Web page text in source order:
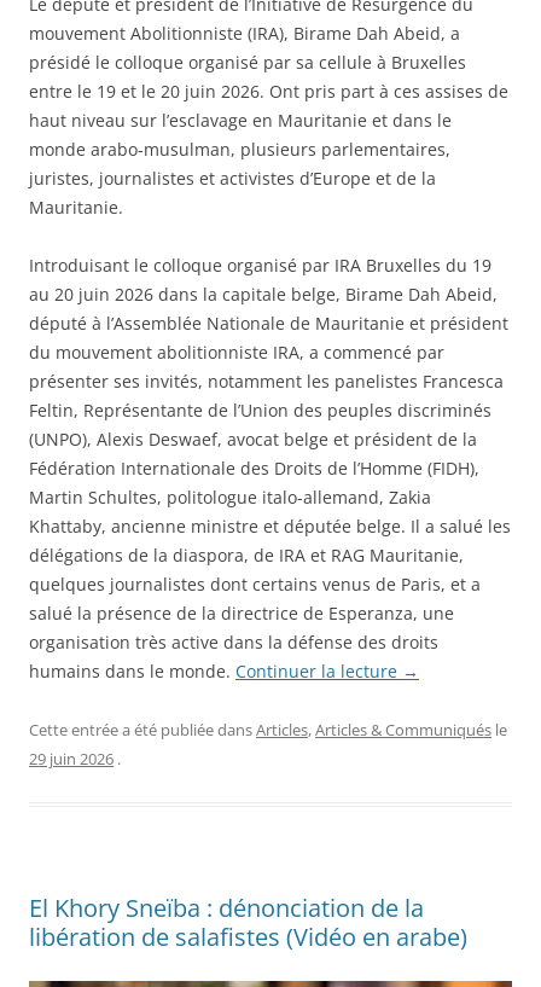
mouvement Abolitionniste (IRA), Birame Dah Abeid, a
présidé le colloque organisé par sa cellule à Bruxelles
entre le 19 et le 20 juin 2026. Ont pris part à ces assises de
haut niveau sur l’esclavage en Mauritanie et dans le
monde arabo-musulman, plusieurs parlementaires,
juristes, journalistes et activistes d’Europe et de la
Mauritanie.
Introduisant le colloque organisé par IRA Bruxelles du 19
au 20 juin 2026 dans la capitale belge, Birame Dah Abeid,
député à l’Assemblée Nationale de Mauritanie et président
du mouvement abolitionniste IRA, a commencé par
présenter ses invités, notamment les panelistes Francesca
Feltin, Représentante de l’Union des peuples discriminés
(UNPO), Alexis Deswaef, avocat belge et président de la
Fédération Internationale des Droits de l’Homme (FIDH),
Martin Schultes, politologue italo-allemand, Zakia
Khattaby, ancienne ministre et députée belge. Il a salué les
délégations de la diaspora, de IRA et RAG Mauritanie,
quelques journalistes dont certains venus de Paris, et a
salué la présence de la directrice de Esperanza, une
organisation très active dans la défense des droits
humains dans le monde. Continuer la lecture →
Cette entrée a été publiée dansArticles,Articles & Communiqués le
29 juin 2026 .
El Khory Sneïba : dénonciation de la
libération de salafistes (Vidéo en arabe)